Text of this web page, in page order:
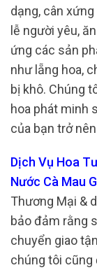
dạng, cân
lễ người yêu,
ứng các sản
như lẵng hoa,
bị khô. Chúng
hoa phát minh
của bạn trở
Dịch Vụ Hoa
Nước Cà Mau
Thương Mại &
bảo đảm rằng
chuyển giao
chúng tôi cũng